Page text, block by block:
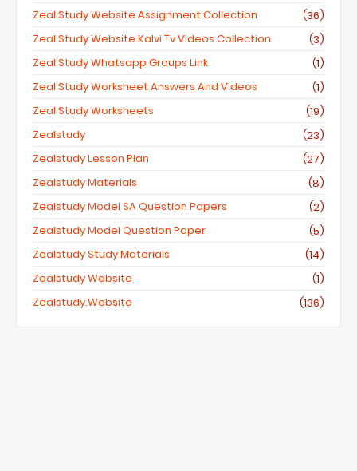
Zeal Study Website Assignment Collection
(36)
Zeal Study Website Kalvi Tv Videos Collection
(3)
Zeal Study Whatsapp Groups Link
(1)
Zeal Study Worksheet Answers And Videos
(1)
Zeal Study Worksheets
(19)
Zealstudy
(23)
Zealstudy Lesson Plan
(27)
Zealstudy Materials
(8)
Zealstudy Model SA Question Papers
(2)
Zealstudy Model Question Paper
(5)
Zealstudy Study Materials
(14)
Zealstudy Website
(1)
Zealstudy.website
(136)